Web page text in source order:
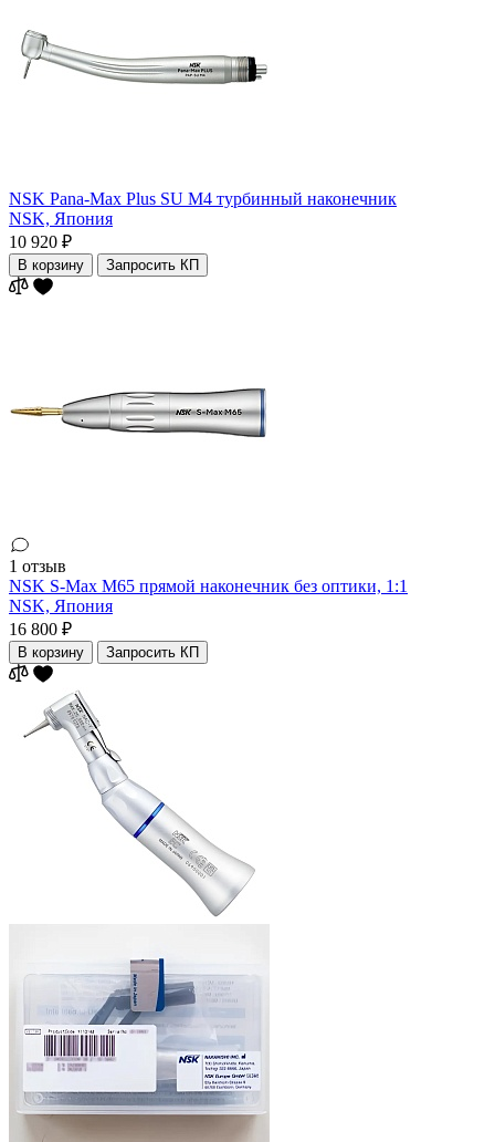
NSK Pana-Max Plus SU M4 турбинный наконечник
NSK, Япония
10 920 ₽
В корзину Запросить КП
1 отзыв
NSK S-Max M65 прямой наконечник без оптики, 1:1
NSK, Япония
16 800 ₽
В корзину Запросить КП